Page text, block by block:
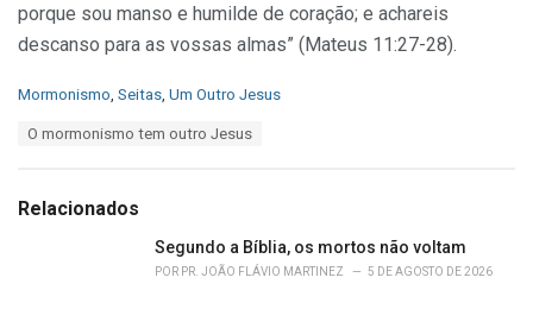
porque sou manso e humilde de coração; e achareis
descanso para as vossas almas” (Mateus 11:27-28).
C
o
r
Mormonismo Seitas Um Outro Jesus
:
O mormonismo tem outro Jesus
Relacionados
Segundo a Bíblia, os mortos não voltam
POR PR. JOÃO FLÁVIO MARTINEZ 5 DE AGOSTO DE 2026